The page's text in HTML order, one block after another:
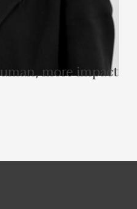
more impact